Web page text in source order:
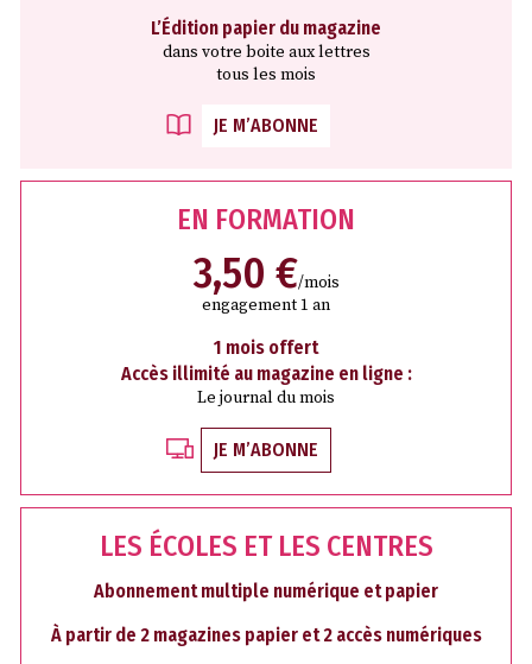
L’Édition papier du magazine
dans votre boite aux lettres
tous les mois
JE M’ABONNE
EN FORMATION
3,50 €/mois
engagement 1 an
1 mois offert
Accès illimité au magazine en ligne :
Le journal du mois
JE M’ABONNE
LES ÉCOLES ET LES CENTRES
Abonnement multiple numérique et papier
À partir de 2 magazines papier et 2 accès numériques